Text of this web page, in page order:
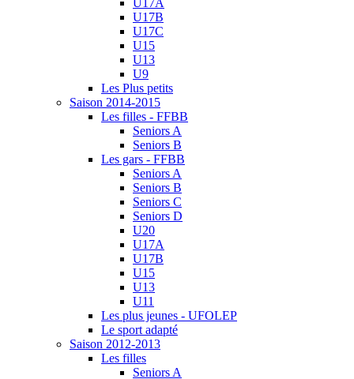
U17B
U17C
U15
U13
U9
Les Plus petits
Saison 2014-2015
Les filles - FFBB
Seniors A
Seniors B
Les gars - FFBB
Seniors A
Seniors B
Seniors C
Seniors D
U20
U17A
U17B
U15
U13
U11
Les plus jeunes - UFOLEP
Le sport adapté
Saison 2012-2013
Les filles
Seniors A